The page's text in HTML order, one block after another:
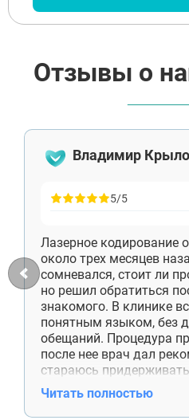
Отзывы о
Владимир
5/5
Лазерное кодирование
около трех месяцев
сомневался, стоит ли
но решил обратиться
знакомого. В клинике
понятным языком, без
обещаний. Процедура
после нее врач дал
стараюсь
обходиться без сигарет,
результат за последние
Читать полностью